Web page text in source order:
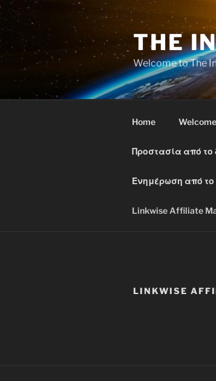
Skip
content
THE
Welcome to The
Home Welcome
Προστασία από το
Ενημέρωση από το
Linkwise Affiliate
LINKWISE